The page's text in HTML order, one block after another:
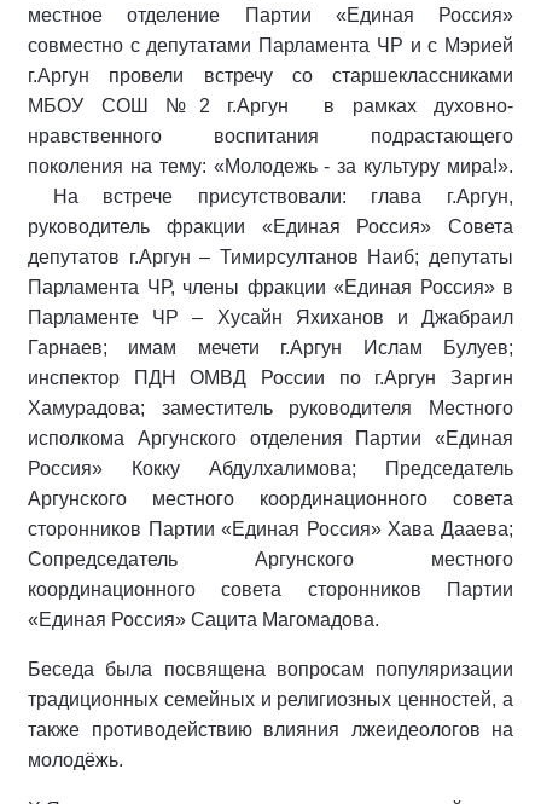
местное отделение Партии «Единая Россия»
совместно с депутатами Парламента ЧР и с Мэрией
г.Аргун провели встречу со старшеклассниками
МБОУ СОШ №2 г.Аргун в рамках духовно-
нравственного воспитания подрастающего
поколения на тему: «Молодежь - за культуру мира!».
На встрече присутствовали: глава г.Аргун,
руководитель фракции «Единая Россия» Совета
депутатов г.Аргун – Тимирсултанов Наиб; депутаты
Парламента ЧР, члены фракции «Единая Россия» в
Парламенте ЧР – Хусайн Яхиханов и Джабраил
Гарнаев; имам мечети г.Аргун Ислам Булуев;
инспектор ПДН ОМВД России по г.Аргун Заргин
Хамурадова; заместитель руководителя Местного
исполкома Аргунского отделения Партии «Единая
Россия» Кокку Абдулхалимова; Председатель
Аргунского местного координационного совета
сторонников Партии «Единая Россия» Хава Дааева;
Сопредседатель Аргунского местного
координационного совета сторонников Партии
«Единая Россия» Сацита Магомадова.
Беседа была посвящена вопросам популяризации
традиционных семейных и религиозных ценностей, а
также противодействию влияния лжеидеологов на
молодёжь.